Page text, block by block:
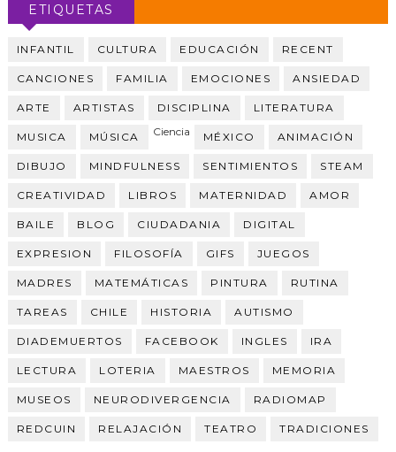
ETIQUETAS
INFANTIL CULTURA EDUCACIÓN RECENT
CANCIONES FAMILIA EMOCIONES ANSIEDAD
ARTE ARTISTAS DISCIPLINA LITERATURA
MUSICA MÚSICA Ciencia MÉXICO ANIMACIÓN
DIBUJO MINDFULNESS SENTIMIENTOS STEAM
CREATIVIDAD LIBROS MATERNIDAD AMOR
BAILE BLOG CIUDADANIA DIGITAL
EXPRESION FILOSOFÍA GIFS JUEGOS
MADRES MATEMÁTICAS PINTURA RUTINA
TAREAS CHILE HISTORIA AUTISMO
DIADEMUERTOS FACEBOOK INGLES IRA
LECTURA LOTERIA MAESTROS MEMORIA
MUSEOS NEURODIVERGENCIA RADIOMAP
REDCUIN RELAJACIÓN TEATRO TRADICIONES